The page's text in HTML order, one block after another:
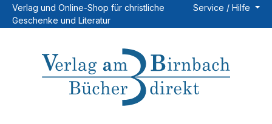
Zum Hauptinhalt springen
Verlag und Online-Shop für christliche
Geschenke und Literatur
Service / Hilfe